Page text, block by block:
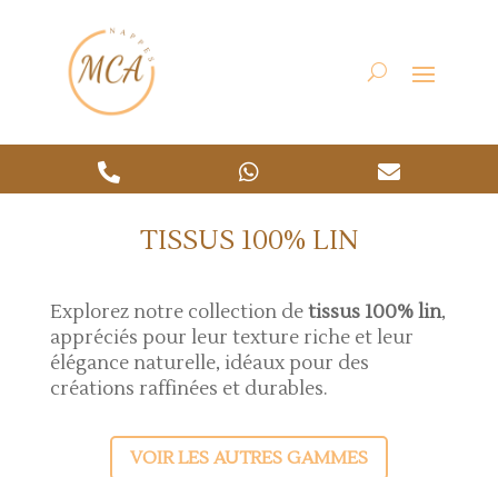
  
TISSUS 100% LIN
Explorez notre collection detissus 100% lin,
appréciés pour leur texture riche et leur
élégance naturelle, idéaux pour des
créations raffinées et durables.
VOIR LES AUTRES GAMMES